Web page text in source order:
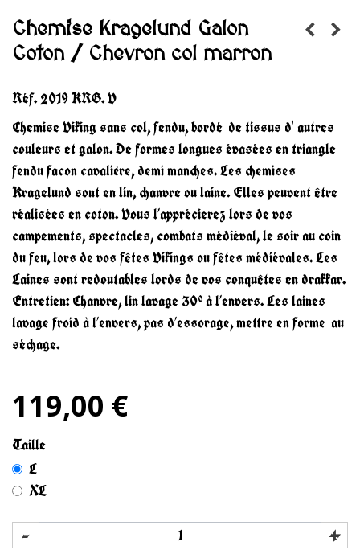
Chemise Kragelund Galon
Coton / Chevron col marron
Réf. 2019 KRG. V
Chemise Viking sans col, fendu, bordé de tissus d' autres
couleurs et galon. De formes longues évasées en triangle
fendu facon cavalière, demi manches. Les chemises
Kragelund sont en lin, chanvre ou laine. Elles peuvent être
réalisées en coton. Vous l’apprécierez lors de vos
campements, spectacles, combats médiéval, le soir au coin
du feu, lors de vos fêtes Vikings ou fêtes médiévales. Les
Laines sont redoutables lords de vos conquêtes en drakkar.
Entretien: Chanvre, lin lavage 30° à l’envers. Les laines
lavage froid à l’envers, pas d’essorage, mettre en forme au
séchage.
119,00 €
Taille
L
XL
- +